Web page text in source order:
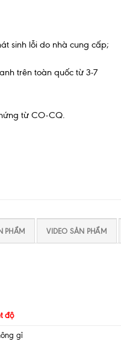
sinh lỗi do nhà cung cấp;
trên toàn quốc từ 3-7
từ CO-CQ.
PHẨM VIDEO SẢN PHẨM
độ
gỉ